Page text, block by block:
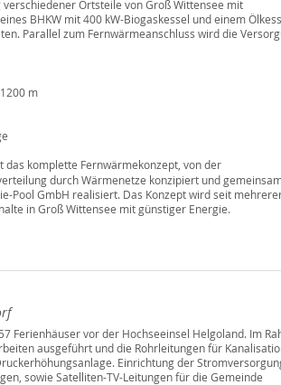
Ortsteile von Groß Wittensee mit
BHKW mit 400 kW-Biogaskessel und einem
Parallel zum Fernwärmeanschluss wird die
m
das komplette Fernwärmekonzept, von der
durch Wärmenetze konzipiert und
Pool GmbH realisiert. Das Konzept wird seit
in Groß Wittensee mit günstiger Energie.
Ferienhäuser vor der Hochseeinsel Helgoland. Im
ausgeführt und die Rohrleitungen für
Einrichtung der
sowie Satelliten-TV-Leitungen für die Gemeinde